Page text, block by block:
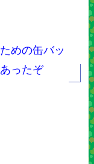
めの缶バッ
ったぞ